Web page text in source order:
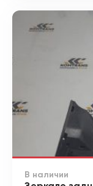
В наличии